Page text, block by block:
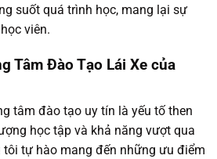
suốt quá trình học, mang lại sự
viên.
Tâm Đào Tạo Lái Xe của
tâm đào tạo uy tín là yếu tố then
học tập và khả năng vượt qua
tôi tự hào mang đến những ưu điểm